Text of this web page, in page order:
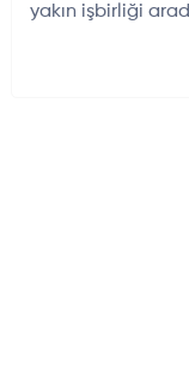
yakın işbirliği